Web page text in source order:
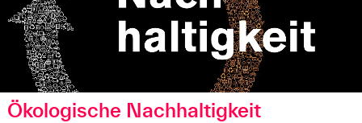
Ökologische Nachhaltigkeit